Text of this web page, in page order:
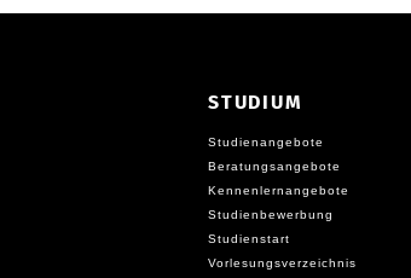
STUDIUM
Studienangebote
Beratungsangebote
Kennenlernangebote
Studienbewerbung
Studienstart
Vorlesungsverzeichnis